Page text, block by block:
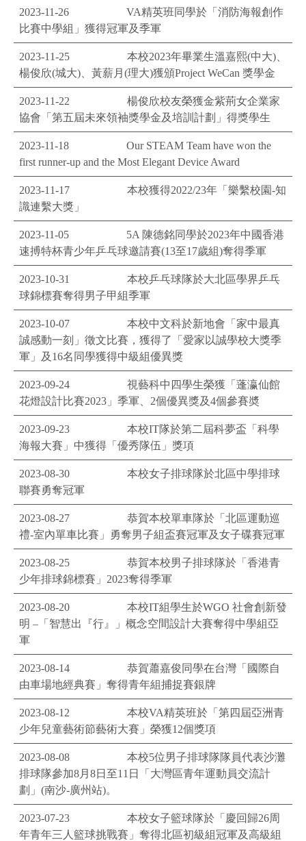
2023-11-26
VA精英班同學於「消防海報創作
比賽中學組」獲得冠軍及季軍
2023-11-25
本校2023年畢業生溫嘉熙(中大)、
楊俊欣(城大)、黃薪月(理大)獲頒Project WeCan 獎學金
2023-11-22
楊俊欣校友榮獲金紫荊女企業家
協會「第五屆未來領袖獎學金及培訓計劃」得獎學生
2023-11-18
Our STEAM Team have won the
first runner-up and the Most Elegant Device Award
2023-11-17
本校獲得2022/23年「樂繫校園-知
識連繫大獎」
2023-11-05
5A 陳德銘同學於2023年中國香港
速搏特杯青少年乒乓球邀請賽(13至17歲組)奪得季軍
2023-10-31
本校乒乓球隊於大北區學界乒乓
球錦標賽奪得男子甲組季軍
2023-10-07
本校中文科於新地會「家中最真
誠感動一刻」徵文比賽，獲得了「愛家以誠學校大獎季
軍」及16名同學獲得中級組優異獎
2023-09-24
視藝科中四學生榮獲「蓬瀛仙館
花燈設計比賽2023」季軍、2個優異獎及4個參賽奬
2023-09-23
本校IT隊於第二屆科夢盃「科學
海報大賽」中獲得「優秀隊伍」獎項
2023-08-30
本校女子排球隊於北區中學排球
聯賽勇奪冠軍
2023-08-27
恭賀本校單車隊於「北區運動巡
禮-室內單車比賽」勇奪男子組盃賽冠軍及女子碟賽冠軍
2023-08-25
恭賀本校男子排球隊於「香港青
少年排球錦標賽」2023奪得季軍
2023-08-20
本校IT組學生於WGO 社會創新發
明 –「智慧出『行』」概念空間設計大賽奪得中學組亞
軍
2023-08-14
恭賀蕭嘉俊同學在台灣「國際自
由車場地經典賽」奪得青年組捕捉賽銀牌
2023-08-12
本校VA精英班於「第四屆亞洲青
少年兒童藝術節藝術大賽」榮獲12個獎項
2023-08-08
本校5位男子排球隊隊員代表沙灘
排球隊參加8月8日至11日「大灣區青年運動員交流計
劃」(南沙-廣州站)。
2023-07-23
本校女子籃球隊於「慶回歸26周
年青年三人籃球挑戰賽」奪得北區初級組冠軍及高級組